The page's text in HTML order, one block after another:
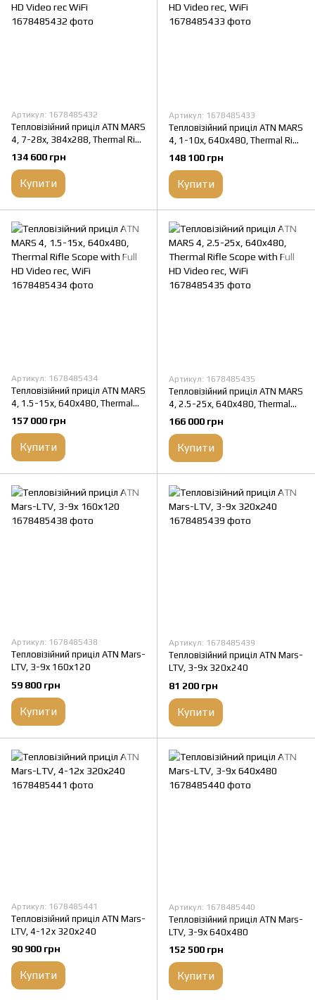
Артикул: 1678485432
Тепловізійний приціл ATN MARS
4, 7-28x, 384x288, Thermal Rifle
Scope with Full HD Video rec
134 600 грн
Купити
Артикул: 1678485433
Тепловізійний приціл ATN MARS
4, 1-10x, 640x480, Thermal Rifle
Scope with Full HD Video rec,
148 100 грн
Купити
Артикул: 1678485434
Тепловізійний приціл ATN MARS
4, 1.5-15x, 640x480, Thermal
Rifle Scope with Full HD Video
157 000 грн
Купити
Артикул: 1678485435
Тепловізійний приціл ATN MARS
4, 2.5-25x, 640x480, Thermal
Rifle Scope with Full HD Video
166 000 грн
Купити
Артикул: 1678485438
Тепловізійний приціл ATN Mars-
LTV, 3-9x 160х120
59 800 грн
Купити
Артикул: 1678485439
Тепловізійний приціл ATN Mars-
LTV, 3-9x 320х240
81 200 грн
Купити
Артикул: 1678485441
Тепловізійний приціл ATN Mars-
LTV, 4-12x 320х240
90 900 грн
Купити
Артикул: 1678485440
Тепловізійний приціл ATN Mars-
LTV, 3-9x 640х480
152 500 грн
Купити